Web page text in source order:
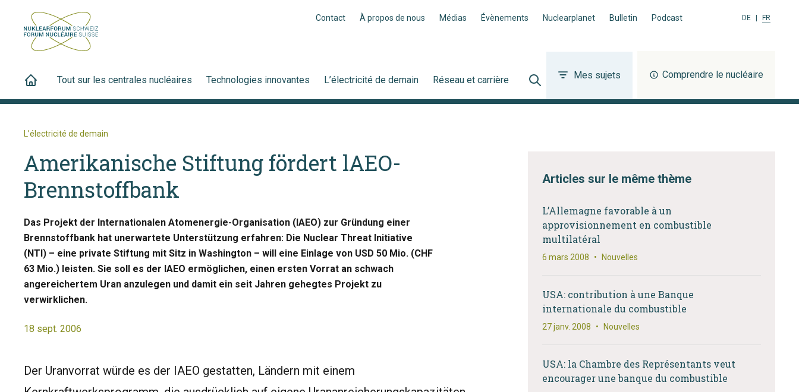
Contact À propos de nous Médias Évènements Nuclearplanet Bulletin Podcast DE FR
Tout sur les centrales nucléaires Technologies innovantes L’électricité de demain Réseau et carrière Mes sujets Comprendre le nucléaire
L’électricité de demain
Amerikanische Stiftung fördert lAEO-
Brennstoffbank
Das Projekt der Internationalen Atomenergie-Organisation (IAEO) zur Gründung einer
Brennstoffbank hat unerwartete Unterstützung erfahren: Die Nuclear Threat Initiative
(NTI) – eine private Stiftung mit Sitz in Washington – will eine Einlage von USD 50 Mio. (CHF
63 Mio.) leisten. Sie soll es der IAEO ermöglichen, einen ersten Vorrat an schwach
angereichertem Uran anzulegen und damit ein seit Jahren gehegtes Projekt zu
verwirklichen.
18 sept. 2006
Der Uranvorrat würde es der IAEO gestatten, Ländern mit einem
Articles sur le même thème
L’Allemagne favorable à un
approvisionnement en combustible
multilatéral
6 mars 2008 • Nouvelles
USA: contribution à une Banque
internationale du combustible
27 janv. 2008 • Nouvelles
USA: la Chambre des Représentants veut
encourager une banque du combustible